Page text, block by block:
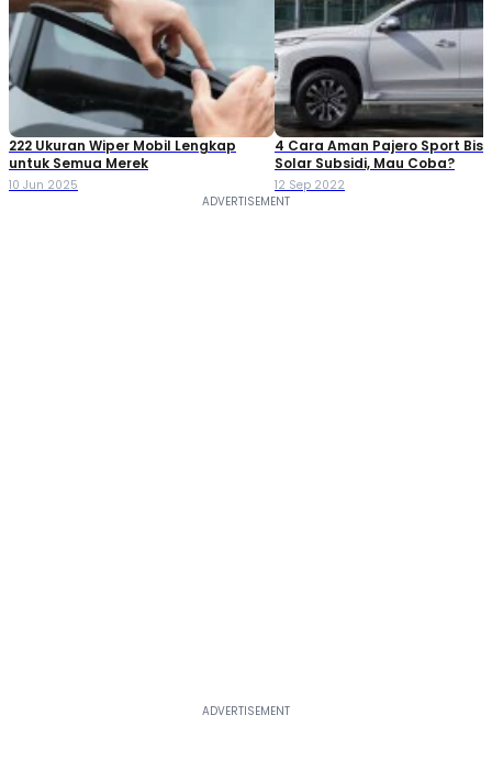
222 Ukuran Wiper Mobil Lengkap
untuk Semua Merek
10 Jun 2025
4 Cara Aman Pajero Sport
Solar Subsidi, Mau Coba?
12 Sep 2022